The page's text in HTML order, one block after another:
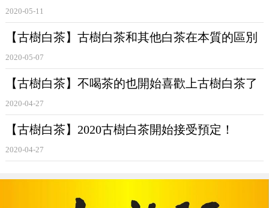
2020-05-11
【古樹白茶】古樹白茶和其他白茶在本質的區別
2020-05-07
【古樹白茶】不喝茶的也開始喜歡上古樹白茶了
2020-04-27
【古樹白茶】2020古樹白茶開始接受預定！
2020-04-27